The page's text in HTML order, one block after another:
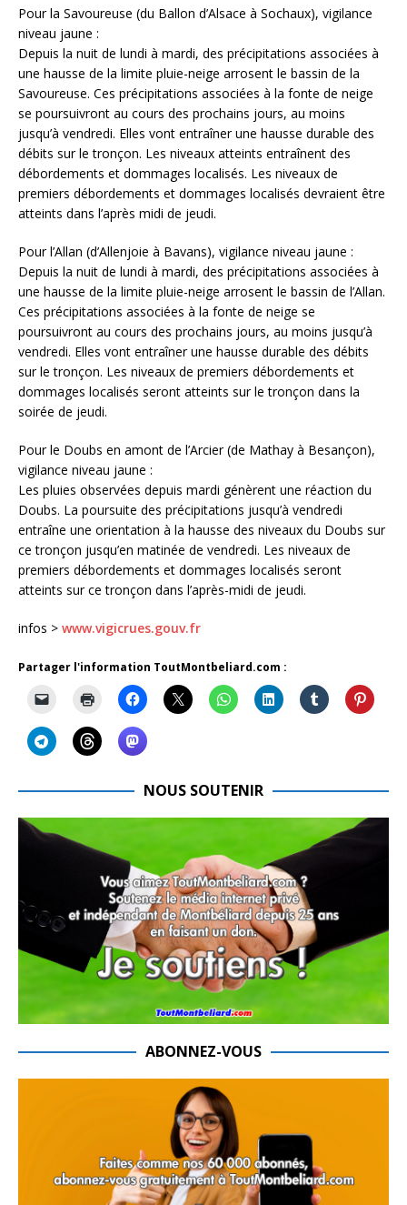
Pour la Savoureuse (du Ballon d’Alsace à Sochaux), vigilance
niveau jaune :
Depuis la nuit de lundi à mardi, des précipitations associées à
une hausse de la limite pluie-neige arrosent le bassin de la
Savoureuse. Ces précipitations associées à la fonte de neige
se poursuivront au cours des prochains jours, au moins
jusqu’à vendredi. Elles vont entraîner une hausse durable des
débits sur le tronçon. Les niveaux atteints entraînent des
débordements et dommages localisés. Les niveaux de
premiers débordements et dommages localisés devraient être
atteints dans l’après midi de jeudi.
Pour l’Allan (d’Allenjoie à Bavans), vigilance niveau jaune :
Depuis la nuit de lundi à mardi, des précipitations associées à
une hausse de la limite pluie-neige arrosent le bassin de l’Allan.
Ces précipitations associées à la fonte de neige se
poursuivront au cours des prochains jours, au moins jusqu’à
vendredi. Elles vont entraîner une hausse durable des débits
sur le tronçon. Les niveaux de premiers débordements et
dommages localisés seront atteints sur le tronçon dans la
soirée de jeudi.
Pour le Doubs en amont de l’Arcier (de Mathay à Besançon),
vigilance niveau jaune :
Les pluies observées depuis mardi génèrent une réaction du
Doubs. La poursuite des précipitations jusqu’à vendredi
entraîne une orientation à la hausse des niveaux du Doubs sur
ce tronçon jusqu’en matinée de vendredi. Les niveaux de
premiers débordements et dommages localisés seront
atteints sur ce tronçon dans l’après-midi de jeudi.
infos > www.vigicrues.gouv.fr
Partager l'information ToutMontbeliard.com :
NOUS SOUTENIR
ABONNEZ-VOUS